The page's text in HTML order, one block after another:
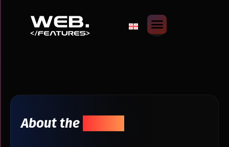
About the